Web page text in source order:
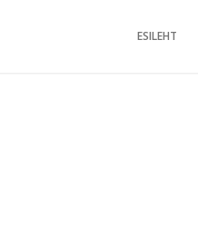
ESILEHT